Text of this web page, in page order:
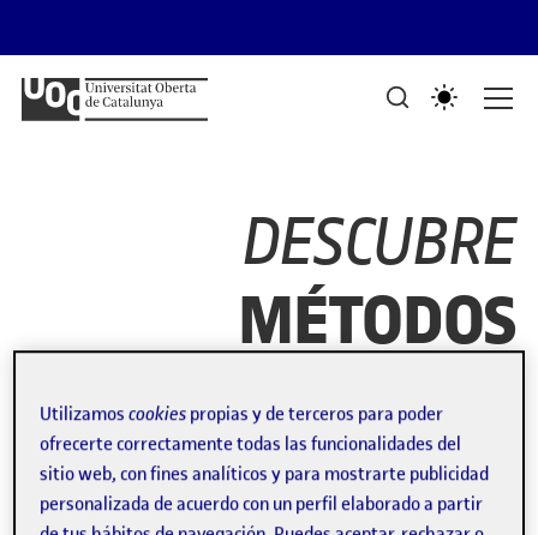
PORTAFOLIS DEL GRAU DE DISSENY I CREACIÓ DIGITALS
Mostra de treballs d'estudiants
DESCUBRE
MÉTODOS
Reto de creatividad,
camiseta chicle
Utilizamoscookies propias y de terceros para poder
ofrecerte correctamente todas las funcionalidades del
sitio web, con fines analíticos y para mostrarte publicidad
personalizada de acuerdo con un perfil elaborado a partir